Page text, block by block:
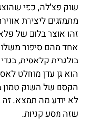
שוק פצ'לה, כפי
מתמזגים ליצירת
זהו אוצר בלום של
אחד מהם סיפור משלו.
בולגרית קלאסית,
הוא גן עדן מוחלט
הקסם של השוק טמון
לא יודע מה תמצא.
שזה מסע קניות.